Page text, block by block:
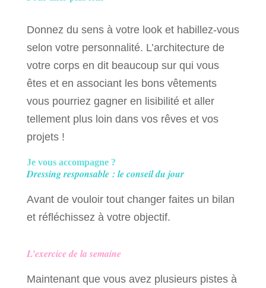
Donnez du sens à votre look et habillez-vous
selon votre personnalité. L’architecture de
votre corps en dit beaucoup sur qui vous
êtes et en associant les bons vêtements
vous pourriez gagner en lisibilité et aller
tellement plus loin dans vos rêves et vos
projets !
Je vous accompagne ?
Dressing responsable : le conseil du jour
Avant de vouloir tout changer faites un bilan
et réfléchissez à votre objectif.
L’exercice de la semaine
Maintenant que vous avez plusieurs pistes à